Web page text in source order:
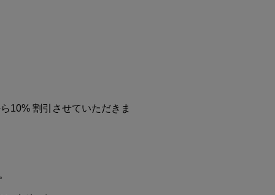
10% 割引させていただきま